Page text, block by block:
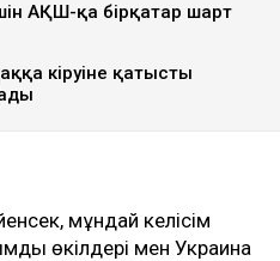
АҚШ-қа бірқатар шарт
кіруіне қатысты
мұндай келісім
өкілдері мен Украина